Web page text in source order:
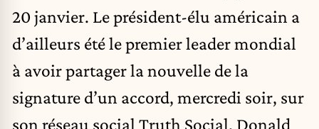
20 janvier. Le président-élu américain a
d’ailleurs été le premier leader mondial
à avoir partager la nouvelle de la
signature d’un accord, mercredi soir, sur
son réseau social Truth Social. Donald